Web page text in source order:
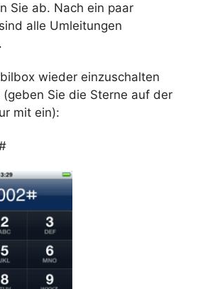
Sie ab. Nach ein paar
alle Umleitungen
wieder einzuschalten
(geben Sie die Sterne auf der
mit ein):